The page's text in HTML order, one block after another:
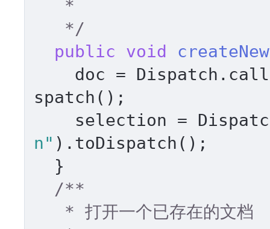
   */
public
void
doc =
spatch();
selection =
n" ).toDispatch();
/**